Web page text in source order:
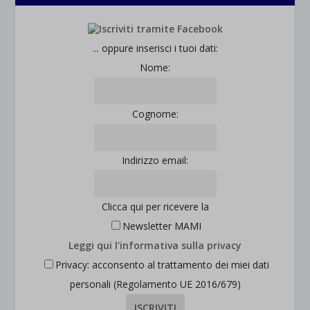
... oppure inserisci i tuoi dati:
Nome:
Cognome:
Indirizzo email:
Clicca qui per ricevere la
Newsletter MAMI
Leggi qui l'informativa sulla privacy
Privacy: acconsento al trattamento dei miei dati
personali (Regolamento UE 2016/679)